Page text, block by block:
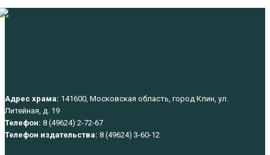
Адрес храма: 141600, Московская область, город Клин, ул.
Литейная, д. 19
Телефон: 8 (49624) 2-72-67
Телефон издательства: 8 (49624) 3-60-12